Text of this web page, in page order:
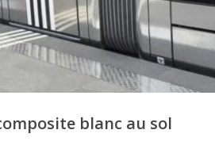
blanc au sol